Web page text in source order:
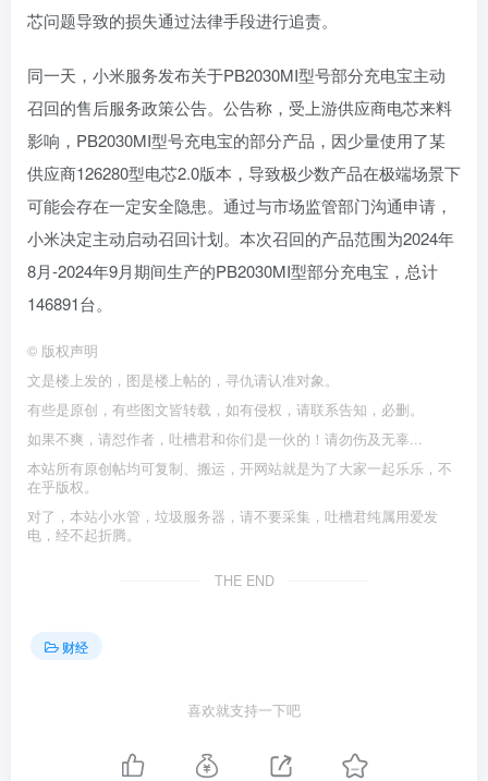
芯问题导致的损失通过法律手段进行追责。
同一天，小米服务发布关于PB2030MI型号部分充电宝主动
召回的售后服务政策公告。公告称，受上游供应商电芯来料
影响，PB2030MI型号充电宝的部分产品，因少量使用了某
供应商126280型电芯2.0版本，导致极少数产品在极端场景下
可能会存在一定安全隐患。通过与市场监管部门沟通申请，
小米决定主动启动召回计划。本次召回的产品范围为2024年
8月-2024年9月期间生产的PB2030MI型部分充电宝，总计
146891台。
© 版权声明
文是楼上发的，图是楼上帖的，寻仇请认准对象。
有些是原创，有些图文皆转载，如有侵权，请联系告知，必删。
如果不爽，请怼作者，吐槽君和你们是一伙的！请勿伤及无辜...
本站所有原创帖均可复制、搬运，开网站就是为了大家一起乐乐，不
在乎版权。
对了，本站小水管，垃圾服务器，请不要采集，吐槽君纯属用爱发
电，经不起折腾。
THE END
财经
喜欢就支持一下吧